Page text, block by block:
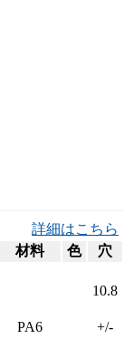
詳細はこちら
材料 色 穴
PA6
10.8
+/-